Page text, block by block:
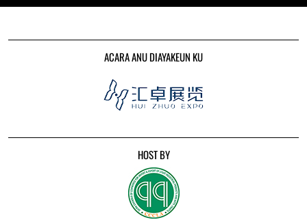
ACARA ANU DIAYAKEUN KU
HOST BY